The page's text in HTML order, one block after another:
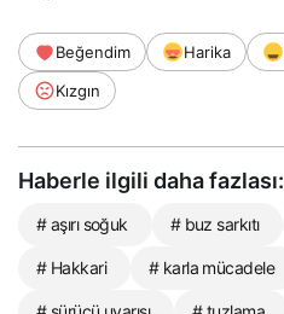
Beğendim Harika
Kızgın
Haberle ilgili daha fazlası:
# aşırı soğuk # buz sarkıtı
# Hakkari # karla mücadele